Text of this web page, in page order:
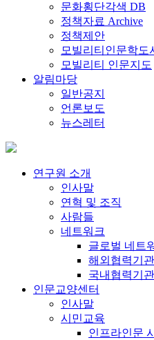
문화횡단각색 DB
정책자료 Archive
정책제안
모빌리티인문학도
모빌리티 인문지도
알림마당
일반공지
언론보도
뉴스레터
연구원 소개
인사말
연혁 및 조직
사람들
네트워크
글로벌 네트
해외협력기관
국내협력기관
인문교양센터
인사말
시민교육
인프라인문